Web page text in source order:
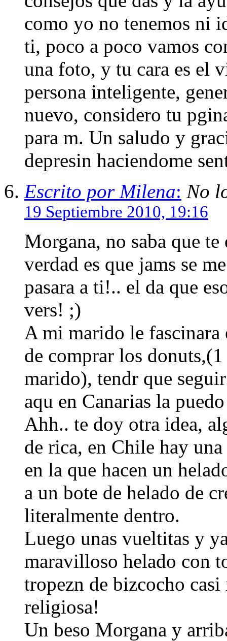
como yo no tenemos ni
ti, poco a poco vamos
una foto, y tu cara es el
persona inteligente,
nuevo, considero tu
para m. Un saludo y
depresin haciendome
Escrito por Milena: No
19 Septiembre 2010, 19:16
Morgana, no saba que
verdad es que jams se
pasara a ti!.. el da que
vers! ;)
A mi marido le fascinara
de comprar los
marido), tendr que
aqu en Canarias la
Ahh.. te doy otra idea,
de rica, en Chile hay
en la que hacen un
a un bote de helado de
literalmente dentro.
Luego unas vueltitas y
maravilloso helado con
tropezn de bizcocho
religiosa!
Un beso Morgana y